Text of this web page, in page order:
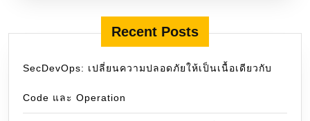
Recent Posts
SecDevOps: เปลี่ยนความปลอดภัยให้เป็นเนื้อเดียวกับ
Code และ Operation